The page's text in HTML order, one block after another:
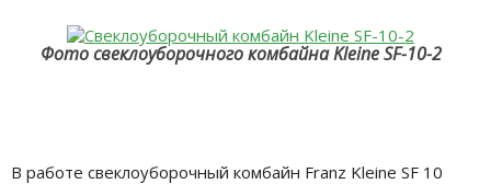
Фото свеклоуборочного комбайна Kleine SF-10-2
В работе cвеклоуборочный комбайн Franz Kleine SF 10